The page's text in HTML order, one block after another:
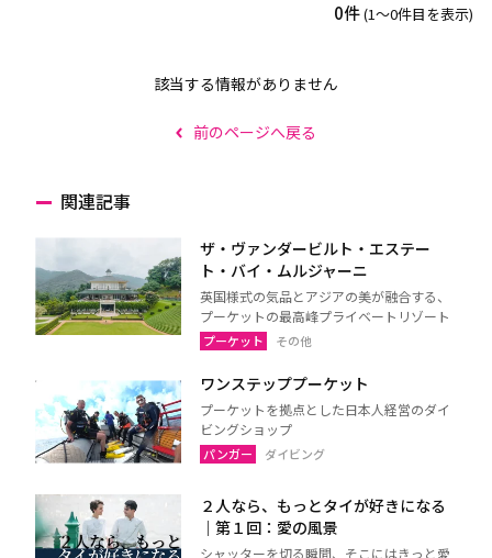
0件(1〜0件目を表示)
該当する情報がありません
前のページへ戻る
関連記事
ザ・ヴァンダービルト・エステー
ト・バイ・ムルジャーニ
英国様式の気品とアジアの美が融合する、
プーケットの最高峰プライベートリゾート
プーケット その他
ワンステッププーケット
プーケットを拠点とした日本人経営のダイ
ビングショップ
パンガー ダイビング
２人なら、もっとタイが好きになる
｜第１回：愛の風景
シャッターを切る瞬間、そこにはきっと愛